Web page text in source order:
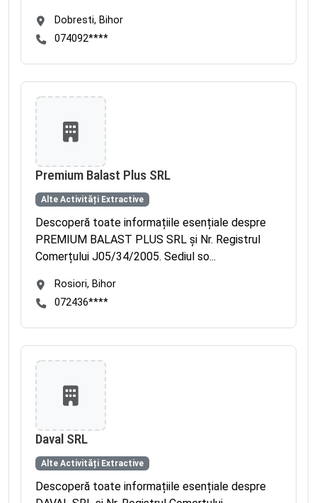
Dobresti, Bihor
074092****
Premium Balast Plus SRL
Alte Activități Extractive
Descoperă toate informațiile esențiale despre
PREMIUM BALAST PLUS SRL și Nr. Registrul
Comerțului J05/34/2005. Sediul so...
Rosiori, Bihor
072436****
Daval SRL
Alte Activități Extractive
Descoperă toate informațiile esențiale despre